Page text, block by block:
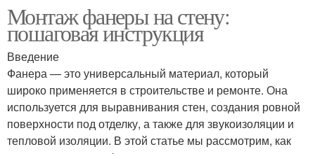
Монтаж фанеры на стену:
пошаговая инструкция
Введение
Фанера — это универсальный материал, который
широко применяется в строительстве и ремонте. Она
используется для выравнивания стен, создания ровной
поверхности под отделку, а также для звукоизоляции и
тепловой изоляции. В этой статье мы рассмотрим, как